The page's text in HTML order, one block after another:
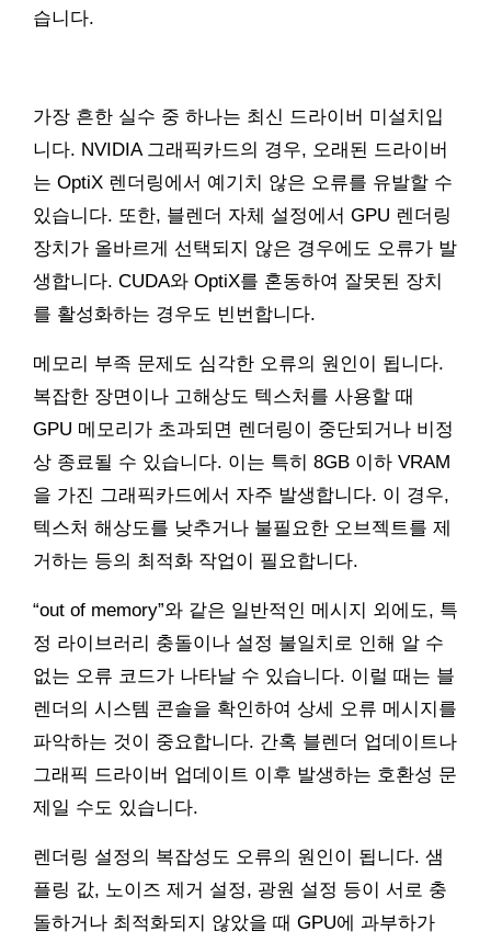
습니다.
가장 흔한 실수 중 하나는 최신 드라이버 미설치입
니다. NVIDIA 그래픽카드의 경우, 오래된 드라이버
는 OptiX 렌더링에서 예기치 않은 오류를 유발할 수
있습니다. 또한, 블렌더 자체 설정에서 GPU 렌더링
장치가 올바르게 선택되지 않은 경우에도 오류가 발
생합니다. CUDA와 OptiX를 혼동하여 잘못된 장치
를 활성화하는 경우도 빈번합니다.
메모리 부족 문제도 심각한 오류의 원인이 됩니다.
복잡한 장면이나 고해상도 텍스처를 사용할 때
GPU 메모리가 초과되면 렌더링이 중단되거나 비정
상 종료될 수 있습니다. 이는 특히 8GB 이하 VRAM
을 가진 그래픽카드에서 자주 발생합니다. 이 경우,
텍스처 해상도를 낮추거나 불필요한 오브젝트를 제
거하는 등의 최적화 작업이 필요합니다.
“out of memory”와 같은 일반적인 메시지 외에도, 특
정 라이브러리 충돌이나 설정 불일치로 인해 알 수
없는 오류 코드가 나타날 수 있습니다. 이럴 때는 블
렌더의 시스템 콘솔을 확인하여 상세 오류 메시지를
파악하는 것이 중요합니다. 간혹 블렌더 업데이트나
그래픽 드라이버 업데이트 이후 발생하는 호환성 문
제일 수도 있습니다.
렌더링 설정의 복잡성도 오류의 원인이 됩니다. 샘
플링 값, 노이즈 제거 설정, 광원 설정 등이 서로 충
돌하거나 최적화되지 않았을 때 GPU에 과부하가